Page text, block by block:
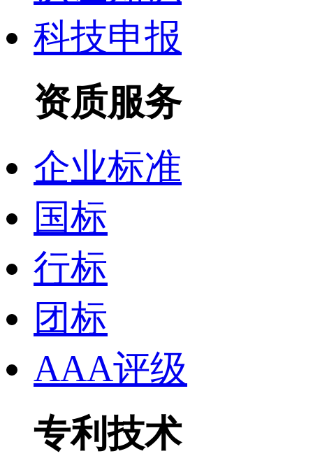
科技申报
资质服务
企业标准
国标
行标
团标
AAA评级
专利技术